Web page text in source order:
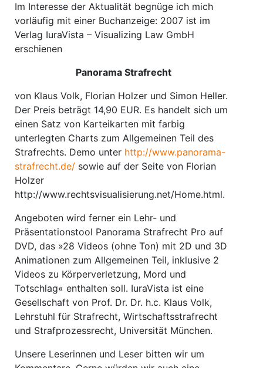
Im Interesse der Aktualität begnüge ich mich
vorläufig mit einer Buchanzeige: 2007 ist im
Verlag IuraVista – Visualizing Law GmbH
erschienen
Panorama Strafrecht
von Klaus Volk, Florian Holzer und Simon Heller.
Der Preis beträgt 14,90 EUR. Es handelt sich um
einen Satz von Karteikarten mit farbig
unterlegten Charts zum Allgemeinen Teil des
Strafrechts. Demo unter http://www.panorama-
strafrecht.de/ sowie auf der Seite von Florian
Holzer
http://www.rechtsvisualisierung.net/Home.html.
Angeboten wird ferner ein Lehr- und
Präsentationstool Panorama Strafrecht Pro auf
DVD, das »28 Videos (ohne Ton) mit 2D und 3D
Animationen zum Allgemeinen Teil, inklusive 2
Videos zu Körperverletzung, Mord und
Totschlag« enthalten soll. IuraVista ist eine
Gesellschaft von Prof. Dr. Dr. h.c. Klaus Volk,
Lehrstuhl für Strafrecht, Wirtschaftsstrafrecht
und Strafprozessrecht, Universität München.
Unsere Leserinnen und Leser bitten wir um